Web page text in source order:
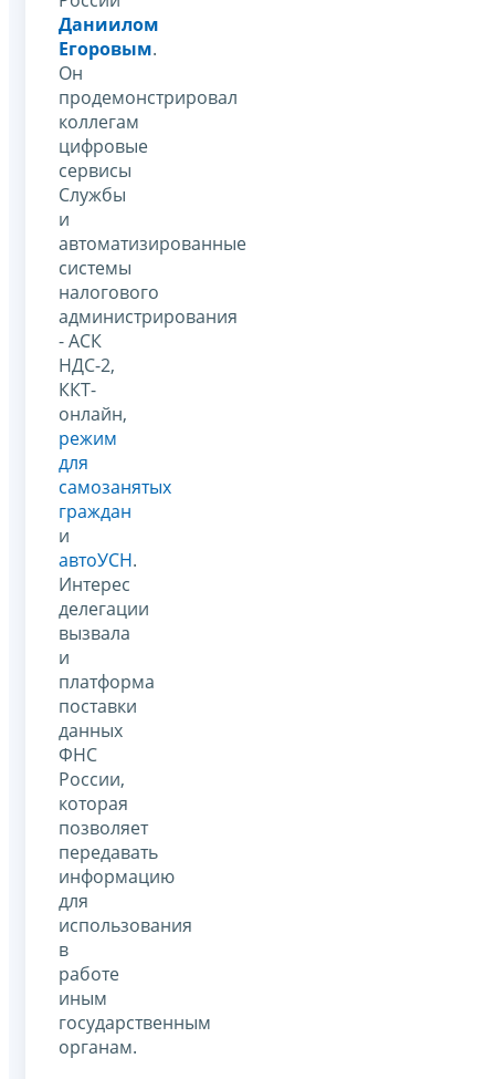
Даниилом
Егоровым.
Он
продемонстрировал
коллегам
цифровые
сервисы
Службы
и
автоматизированные
системы
налогового
администрирования
- АСК
НДС-2,
ККТ-
онлайн,
режим
для
самозанятых
граждан
и
автоУСН.
Интерес
делегации
вызвала
и
платформа
поставки
данных
ФНС
России,
которая
позволяет
передавать
информацию
для
использования
в
работе
иным
государственным
органам.